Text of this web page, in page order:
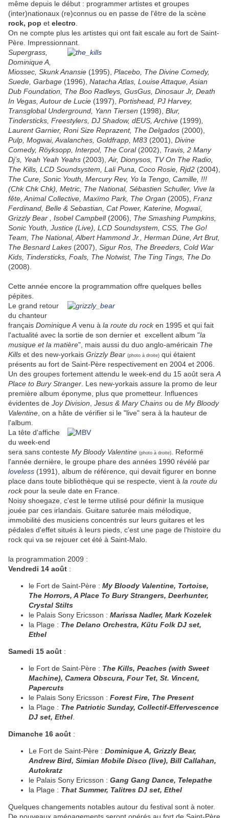
même depuis le début : programmer artistes et groupes
(inter)nationaux (re)connus ou en passe de l'être de la scène
rock, pop et electro
On ne compte plus les artistes qui ont fait escale au fort de Saint-
Père. Impressionnant.
Supergrass,
Dominique A,
Miossec, Skunk Anansie (1995), Placebo, The Divine Comedy,
Suede, Garbage (1996), Natacha Atlas, Louise Attaque, Asian
Dub Foundation, The Boo Radleys, GusGus, Dinosaur Jr, Death
In Vegas, Autour de Lucie (1997), Portishead, PJ Harvey,
Transglobal Underground, Yann Tiersen (1998), Blur,
Tindersticks, Freestylers, DJ Shadow, dEUS, Archive (1999)
Laurent Garnier, Roni Size Reprazent, The Delgados (2000),
Pulp, Mogwai, Avalanches, Goldfrapp, M83 (2001), Divine
Comedy, Röyksopp, Interpol, The Coral(2002), Travis, 2 Many
Dj’s, Yeah Yeah Yeahs (2003), Air, Dionysos, TV On The Radio,
The Kills, LCD Soundsystem, Lali Puna, Coco Rosie, Rjd2 (2004),
The Cure, Sonic Youth, Mercury Rev, Yo la Tengo, Camille, !!!
(Chk Chk Chk), Metric, The National, Sébastien Schuller, Vive la
fête, Animal Collective, Maxïmo Park, The Organ (2005), Franz
Ferdinand, Belle & Sebastian, Cat Power, Katerine, Mogwaï,
Grizzly Bear , Isobel Campbell(2006), The Smashing Pumpkins,
Sonic Youth, Justice (Live), LCD Soundsystem, CSS, The Go!
Team, The National, Albert Hammond Jr., Herman Düne, Art Brut,
The Besnard Lakes (2007), Sigur Ros, The Breeders, Cold War
Kids, Tindersticks, Foals, The Notwist, The Ting Tings, The Do
(2008).
Cette année encore la programmation offre quelques belles
pépites.
Le grand retour
du chanteur
français Dominique A venu à la route du rocken 1995 et qui fait
l'actualité avec la sortie de son dernier et excellent album "la
musique et la matière", mais aussi du duo anglo-américain The
Kills et des new-yorkais Grizzly Bear (photo à droite) qui étaient
présents au fort de Saint-Père respectivement en 2004 et 2006.
Un des groupes fortement attendu le week-end du 15 août sera A
Place to Bury Stranger . Les new-yorkais assure la promo de leur
première album éponyme, plus que prometteur. Influences
évidentes de Joy Division Jesus & Mary Chains ou de My Bloody
Valentine , on a hâte de vérifier si le "live" sera à la hauteur de
l'album.
La tête d'affiche
du week-end
sera sans conteste My Bloody Valentine (photo à droite)
. Reformé
l'année dernière, le groupe phare des années 1990 révélé par
loveless (1991), album de référence, qui devait figurer en bonne
place dans toute bibliothèque qui se respecte, vient à la route du
rockpour la seule date en France.
Noisy shoegaze, c'est le terme utilisé pour définir la musique
jouée par ces irlandais. Guitare saturée mais mélodique,
immobilité des musiciens concentrés sur leurs guitares et les
pédales d'effet situés à leurs pieds, c'est une page de l'histoire du
rock qui va se rejouer cet été à Saint-Malo.
la programmation 2009 :
Vendredi 14 août :
le Fort de Saint-Père : My Bloody Valentine, Tortoise,
The Horrors, A Place To Bury Strangers, Deerhunter,
Crystal Stilts
le Palais Sony Ericsson : Marissa Nadler, Mark Kozelek
la Plage : The Delano Orchestra, Kütu Folk DJ set,
Ethel
Samedi 15 août :
le Fort de Saint-Père : The Kills, Peaches (with Sweet
Machine), Camera Obscura, Four Tet, St. Vincent,
Papercuts
le Palais Sony Ericsson : Forest Fire, The Present
la Plage : The Patriotic Sunday, Collectif-Effervescence
DJ set, Ethel
Dimanche 16 août :
Le Fort de Saint-Père : Dominique A, Grizzly Bear,
Andrew Bird, Simian Mobile Disco (live), Bill Callahan,
Autokratz
le Palais Sony Ericsson : Gang Gang Dance, Telepathe
la Plage : That Summer, Talitres DJ set, Ethel
Quelques changements notables autour du festival sont à noter.